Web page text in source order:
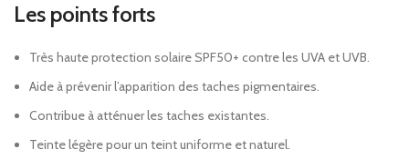
Les points forts
Très haute protection solaire SPF50+ contre les UVA et UVB.
Aide à prévenir l’apparition des taches pigmentaires.
Contribue à atténuer les taches existantes.
Teinte légère pour un teint uniforme et naturel.